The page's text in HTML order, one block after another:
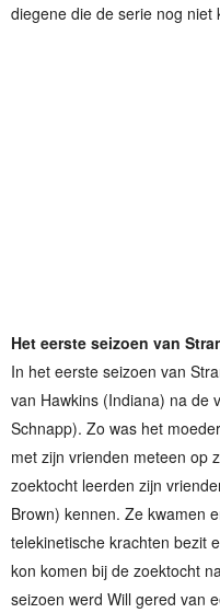
diegene die de serie nog niet
Het eerste seizoen van
In het eerste seizoen van
van Hawkins (Indiana) na de
Schnapp). Zo was het
met zijn vrienden meteen op
zoektocht leerden zijn
Brown) kennen. Ze kwamen
telekinetische krachten bezit
kon komen bij de zoektocht
seizoen werd Will gered van